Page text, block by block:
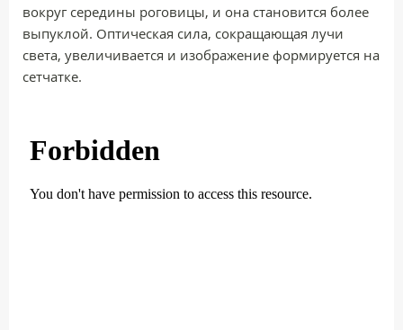
вокруг середины роговицы, и она становится более
выпуклой. Оптическая сила, сокращающая лучи
света, увеличивается и изображение формируется на
сетчатке.